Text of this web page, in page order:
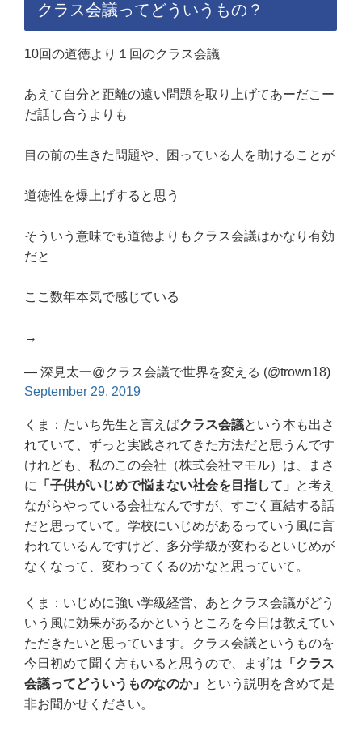
クラス会議ってどういうもの？
10回の道徳より１回のクラス会議
あえて自分と距離の遠い問題を取り上げてあーだこー
だ話し合うよりも
目の前の生きた問題や、困っている人を助けることが
道徳性を爆上げすると思う
そういう意味でも道徳よりもクラス会議はかなり有効
だと
ここ数年本気で感じている
→
— 深見太一@クラス会議で世界を変える (@trown18)
September 29, 2019
くま：たいち先生と言えばクラス会議という本も出さ
れていて、ずっと実践されてきた方法だと思うんです
けれども、私のこの会社（株式会社マモル）は、まさ
に
「子供がいじめで悩まない社会を目指して」 と考え
ながらやっている会社なんですが、すごく直結する話
だと思っていて。学校にいじめがあるっていう風に言
われているんですけど、多分学級が変わるといじめが
なくなって、変わってくるのかなと思っていて。
くま：いじめに強い学級経営、あとクラス会議がどう
いう風に効果があるかというところを今日は教えてい
ただきたいと思っています。クラス会議というものを
今日初めて聞く方もいると思うので、まずは 「クラス
会議ってどういうものなのか」 という説明を含めて是
非お聞かせください。